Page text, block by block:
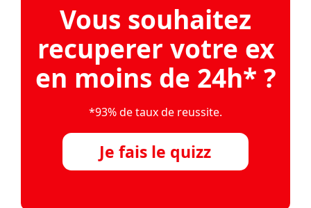
Vous souhaitez
recuperer votre ex
en moins de 24h* ?
*93% de taux de reussite.
Je fais le quizz